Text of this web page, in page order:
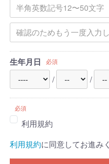
生年月日 必須
/ /
必須
利用規約
利用規約に同意してお進み